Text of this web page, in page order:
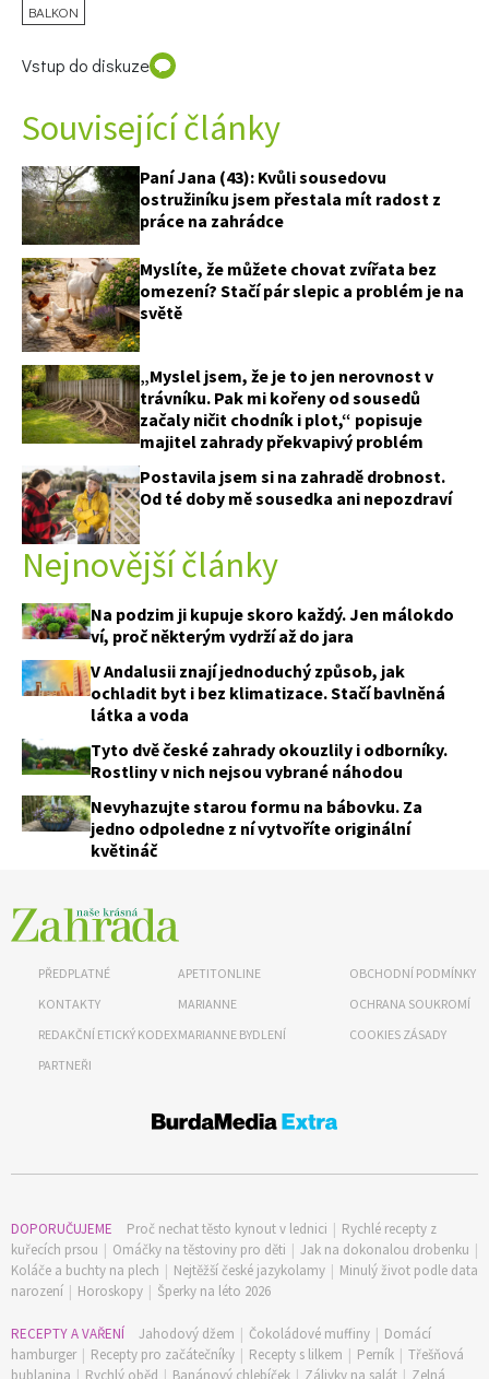
BALKON
Vstup do diskuze
Související články
Paní Jana (43): Kvůli sousedovu
ostružiníku jsem přestala mít radost z
práce na zahrádce
Myslíte, že můžete chovat zvířata bez
omezení? Stačí pár slepic a problém je na
světě
„Myslel jsem, že je to jen nerovnost v
trávníku. Pak mi kořeny od sousedů
začaly ničit chodník i plot,“ popisuje
majitel zahrady překvapivý problém
Postavila jsem si na zahradě drobnost.
Od té doby mě sousedka ani nepozdraví
Nejnovější články
Na podzim ji kupuje skoro každý. Jen málokdo
ví, proč některým vydrží až do jara
V Andalusii znají jednoduchý způsob, jak
ochladit byt i bez klimatizace. Stačí bavlněná
látka a voda
Tyto dvě české zahrady okouzlily i odborníky.
Rostliny v nich nejsou vybrané náhodou
Nevyhazujte starou formu na bábovku. Za
jedno odpoledne z ní vytvoříte originální
květináč
PŘEDPLATNÉ
KONTAKTY
REDAKČNÍ ETICKÝ KODEX
PARTNEŘI
APETITONLINE
MARIANNE
MARIANNE BYDLENÍ
OBCHODNÍ PODMÍNKY
OCHRANA SOUKROMÍ
COOKIES ZÁSADY
DOPORUČUJEME Proč nechat těsto kynout v lednici | Rychlé recepty z
kuřecích prsou | Omáčky na těstoviny pro děti | Jak na dokonalou drobenku |
Koláče a buchty na plech | Nejtěžší české jazykolamy | Minulý život podle data
narození | Horoskopy | Šperky na léto 2026
RECEPTY A VAŘENÍ Jahodový džem | Čokoládové muffiny | Domácí
hamburger | Recepty pro začátečníky | Recepty s lilkem | Perník | Třešňová
bublanina | Rychlý oběd | Banánový chlebíček | Zálivky na salát | Zelná